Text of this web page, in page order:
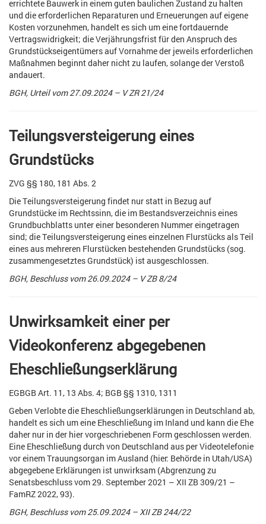
errichtete Bauwerk in einem guten baulichen Zustand zu halten
und die erforderlichen Reparaturen und Erneuerungen auf eigene
Kosten vorzunehmen, handelt es sich um eine fortdauernde
Vertragswidrigkeit; die Verjährungsfrist für den Anspruch des
Grundstückseigentümers auf Vornahme der jeweils erforderlichen
Maßnahmen beginnt daher nicht zu laufen, solange der Verstoß
andauert.
BGH, Urteil vom 27.09.2024 – V ZR 21/24
Teilungsversteigerung eines
Grundstücks
ZVG §§ 180, 181 Abs. 2
Die Teilungsversteigerung findet nur statt in Bezug auf
Grundstücke im Rechtssinn, die im Bestandsverzeichnis eines
Grundbuchblatts unter einer besonderen Nummer eingetragen
sind; die Teilungsversteigerung eines einzelnen Flurstücks als Teil
eines aus mehreren Flurstücken bestehenden Grundstücks (sog.
zusammengesetztes Grundstück) ist ausgeschlossen.
BGH, Beschluss vom 26.09.2024 – V ZB 8/24
Unwirksamkeit einer per
Videokonferenz abgegebenen
Eheschließungserklärung
EGBGB Art. 11, 13 Abs. 4; BGB §§ 1310, 1311
Geben Verlobte die Eheschließungserklärungen in Deutschland ab,
handelt es sich um eine Eheschließung im Inland und kann die Ehe
daher nur in der hier vorgeschriebenen Form geschlossen werden.
Eine Eheschließung durch von Deutschland aus per Videotelefonie
vor einem Trauungsorgan im Ausland (hier: Behörde in Utah/USA)
abgegebene Erklärungen ist unwirksam (Abgrenzung zu
Senatsbeschluss vom 29. September 2021 – XII ZB 309/21 –
FamRZ 2022, 93).
BGH, Beschluss vom 25.09.2024 – XII ZB 244/22